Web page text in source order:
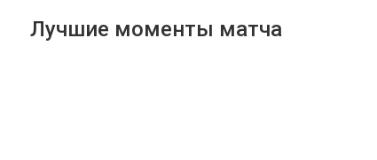
Лучшие моменты матча